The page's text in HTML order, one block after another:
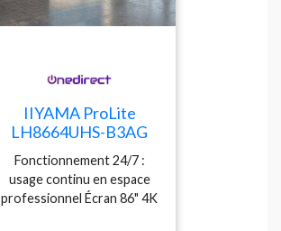
IIYAMA ProLite
LH8664UHS-B3AG
Écran 4K 86'' Écran
professionnel 86” 4K
UHD avec Android
intégré, haute
Fonctionnement 24/7 :
usage continu en espace
professionnel Écran 86" 4K